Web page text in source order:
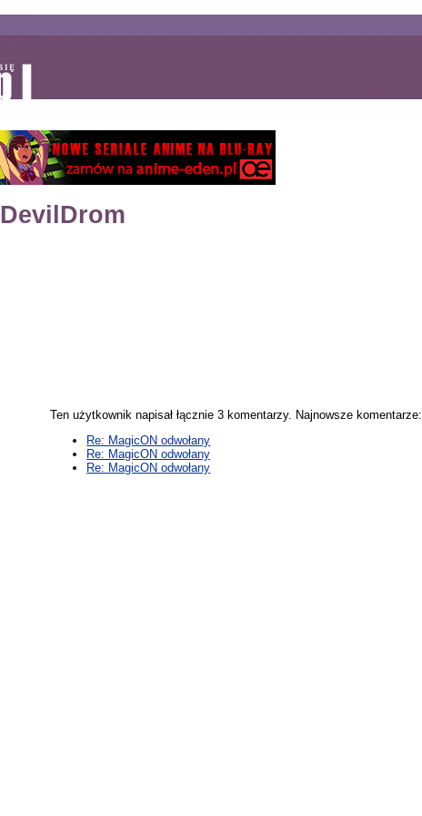
DevilDrom
Ten użytkownik napisał łącznie 3 komentarzy. Najnowsze komentarze:
Re: MagicON odwołany
Re: MagicON odwołany
Re: MagicON odwołany